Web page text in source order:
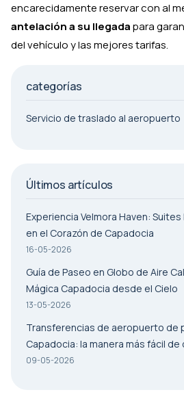
encarecidamente reservar con al
antelación a su llegadapara
del vehículo y las mejores tarifas.
categorías
Servicio de traslado al aeropuerto
Últimos artículos
Experiencia Velmora Haven:
en el Corazón de Capadocia
16-05-2026
Guía de Paseo en Globo de Aire
Mágica Capadocia desde el Cielo
13-05-2026
Transferencias de aeropuerto de
Capadocia: la manera más fácil
09-05-2026